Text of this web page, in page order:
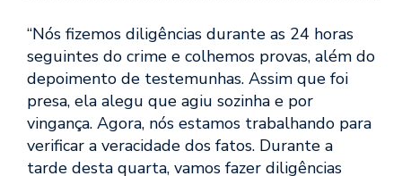
“Nós fizemos diligências durante as 24 horas
seguintes do crime e colhemos provas, além do
depoimento de testemunhas. Assim que foi
presa, ela alegu que agiu sozinha e por
vingança. Agora, nós estamos trabalhando para
verificar a veracidade dos fatos. Durante a
tarde desta quarta, vamos fazer diligências